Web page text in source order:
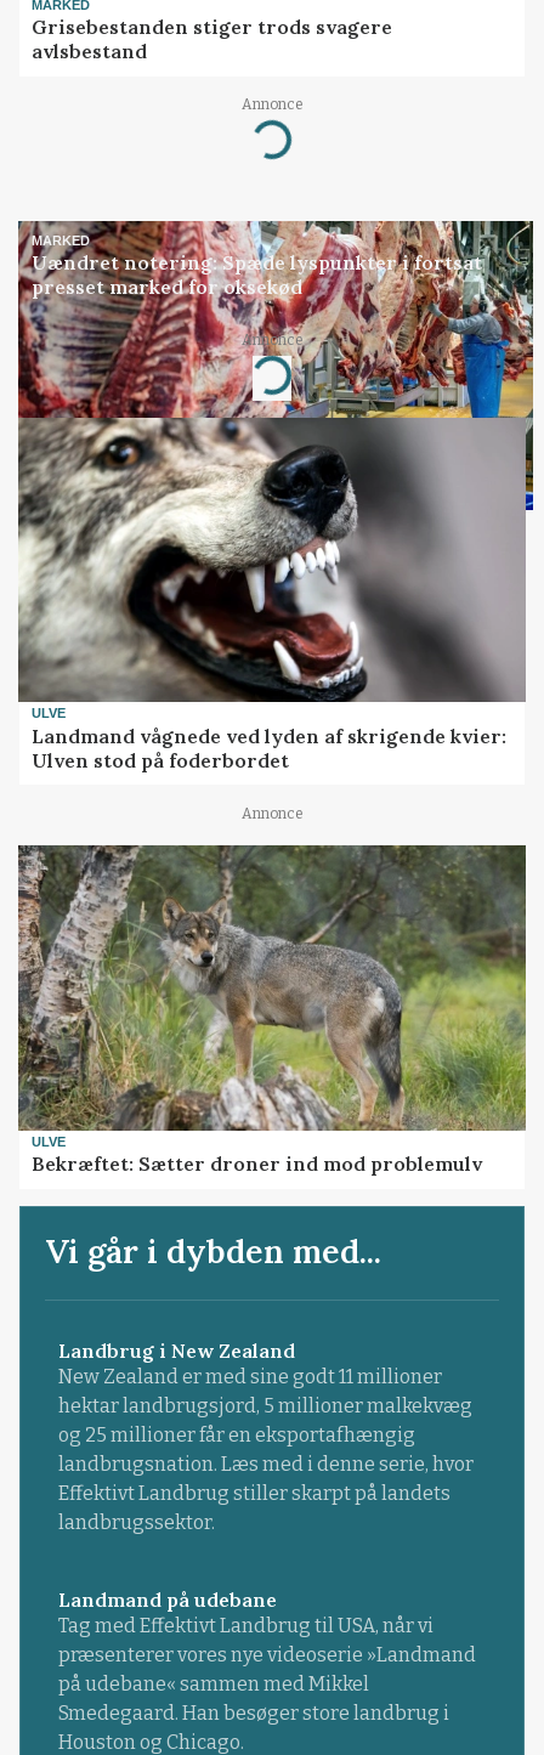
MARKED
Grisebestanden stiger trods svagere
avlsbestand
Annonce
Loading...
MARKED
Uændret notering: Spæde lyspunkter i fortsat
presset marked for oksekød
Annonce
Loading...
ULVE
Landmand vågnede ved lyden af skrigende kvier:
Ulven stod på foderbordet
Annonce
ULVE
Bekræftet: Sætter droner ind mod problemulv
Vi går i dybden med...
Landbrug i New Zealand
New Zealand er med sine godt 11 millioner
hektar landbrugsjord, 5 millioner malkekvæg
og 25 millioner får en eksportafhængig
landbrugsnation. Læs med i denne serie, hvor
Effektivt Landbrug stiller skarpt på landets
landbrugssektor.
Landmand på udebane
Tag med Effektivt Landbrug til USA, når vi
præsenterer vores nye videoserie »Landmand
på udebane« sammen med Mikkel
Smedegaard. Han besøger store landbrug i
Houston og Chicago.